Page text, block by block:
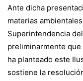
Ante dicha
materias ambientales
Superintendencia
preliminarmente
ha planteado este
sostiene la